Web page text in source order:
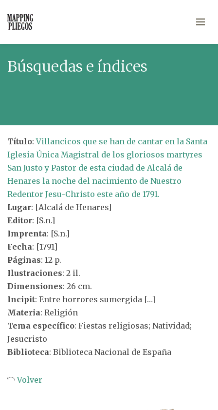
Búsquedas e índices
Título:Villancicos que se han de cantar en la Santa
Iglesia Única Magistral de los gloriosos martyres
San Justo y Pastor de esta ciudad de Alcalá de
Henares la noche del nacimiento de Nuestro
Redentor Jesu-Christo este año de 1791.
Lugar: [Alcalá de Henares]
Editor: [S.n.]
Imprenta: [S.n.]
Fecha: [1791]
Páginas: 12 p.
Ilustraciones: 2 il.
Dimensiones: 26 cm.
Incipit: Entre horrores sumergida […]
Materia: Religión
Tema específico: Fiestas religiosas; Natividad;
Jesucristo
Biblioteca: Biblioteca Nacional de España
Volver